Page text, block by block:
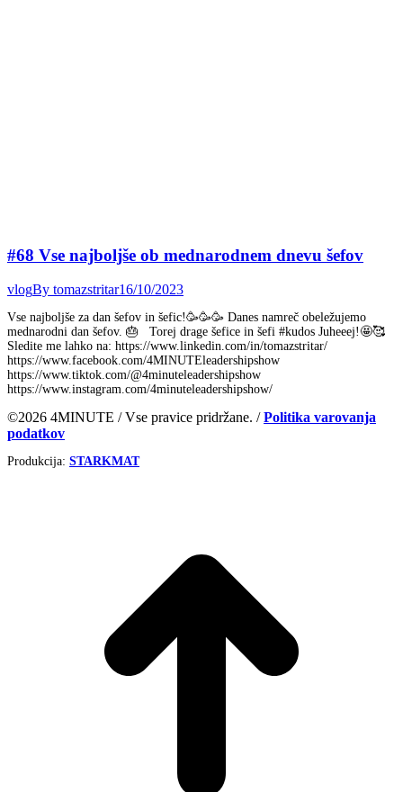
#68 Vse najboljše ob mednarodnem dnevu šefov
vlogBy tomazstritar16/10/2023
Vse najboljše za dan šefov in šefic!🥳🥳🥳 Danes namreč obeležujemo
mednarodni dan šefov. 🎂 Torej drage šefice in šefi #kudos Juheeej!🤩🥰
Sledite me lahko na: https://www.linkedin.com/in/tomazstritar/
https://www.facebook.com/4MINUTEleadershipshow
https://www.tiktok.com/@4minuteleadershipshow
https://www.instagram.com/4minuteleadershipshow/
©2026 4MINUTE / Vse pravice pridržane. /Politika varovanja
podatkov
Produkcija: STARKMAT